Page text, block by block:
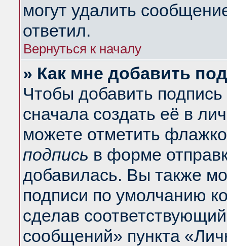
могут удалить
ответил.
Вернуться к началу
» Как мне добавить
Чтобы добавить
сначала создать её в
можете отметить
подпись в форме
добавилась. Вы также
подписи по умолчанию
сделав
сообщений» пункта